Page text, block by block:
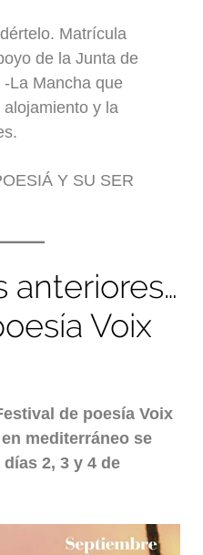
Matrícula
de la Junta de
La Mancha que
y la
Y SU SER
anteriores…
Voix
de poesía Voix
mediterráneo se
2, 3 y 4 de